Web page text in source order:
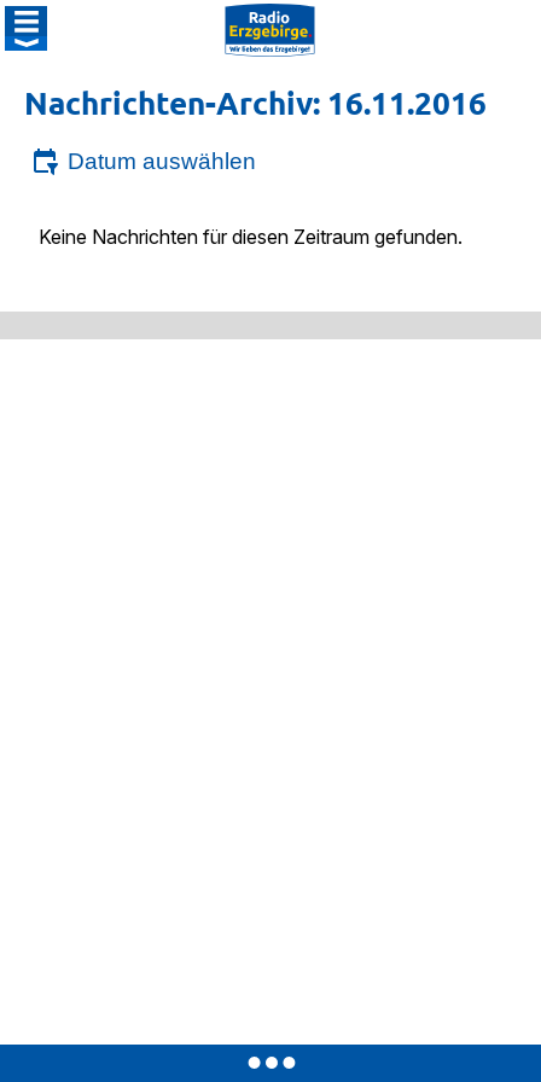
Nachrichten-Archiv: 16.11.2016
Datum auswählen
Keine Nachrichten für diesen Zeitraum gefunden.